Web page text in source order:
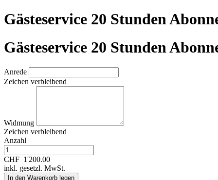
Gästeservice 20 Stunden
Gästeservice 20 Stunden
Anrede
Zeichen verbleibend
Widmung
Zeichen verbleibend
Anzahl
CHF 1'200.00
inkl. gesetzl. MwSt.
In den Warenkorb legen